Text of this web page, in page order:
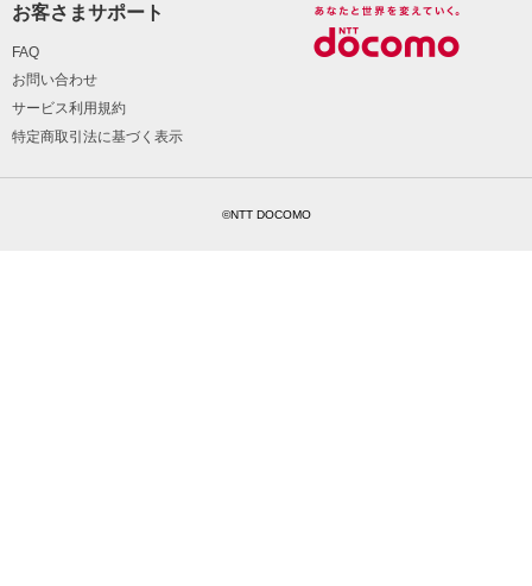
お客さまサポート
FAQ
お問い合わせ
サービス利用規約
特定商取引法に基づく表示
©NTT DOCOMO